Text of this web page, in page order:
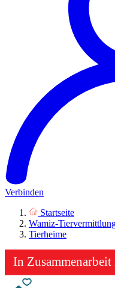
Verbinden
Startseite
Wamiz-
Tierheime